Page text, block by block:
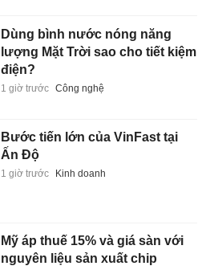
Dùng bình nước nóng năng
lượng Mặt Trời sao cho tiết kiệm
điện?
1 giờ trước Công nghệ
Bước tiến lớn của VinFast tại
Ấn Độ
1 giờ trước Kinh doanh
Mỹ áp thuế 15% và giá sàn với
nguyên liệu sản xuất chip